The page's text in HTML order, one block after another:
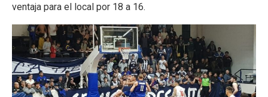
ventaja para el local por 18 a 16.